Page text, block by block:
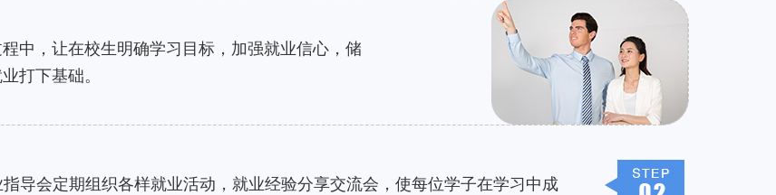
中，让在校生明确学习目标，加强就业信心，储
打下基础。
导会定期组织各样就业活动，就业经验分享交流会，使每位学子在学习中成